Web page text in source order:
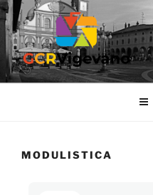
GCR
Gruppo Culturale Ricreativo
MODULISTICA